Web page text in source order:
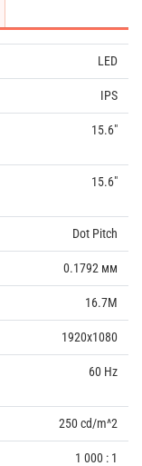
LED
IPS
15.6"
15.6"
Dot Pitch
0.1792 мм
16.7M
1920x1080
60 Hz
250 cd/m^2
1 000 : 1